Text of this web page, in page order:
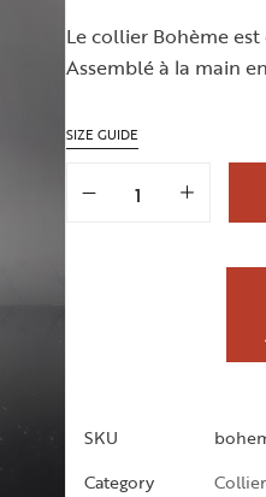
Le collier Bohème
Assemblé à la main
SIZE GUIDE
SKU
Category